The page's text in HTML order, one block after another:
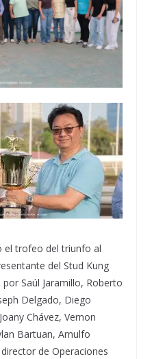
el trofeo del triunfo al
del Stud Kung
Saúl Jaramillo, Roberto
Delgado, Diego
Chávez, Vernon
Bartuan, Arnulfo
de Operaciones